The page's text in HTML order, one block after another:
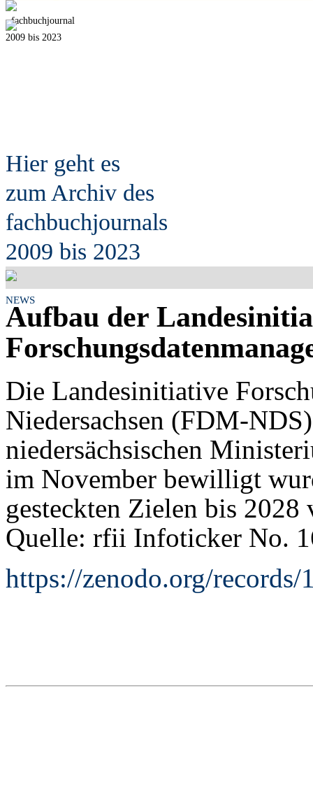
fachbuchjournal
2009 bis 2023
Hier geht es
zum Archiv des
fachbuchjournals
2009 bis 2023
NEWS
Aufbau der
Die Landesinitiative
Niedersachsen (FDM-
niedersächsischen
im November bewilligt
gesteckten Zielen bis
Quelle: rfii Infoticker No.
https://zenodo.org/records/